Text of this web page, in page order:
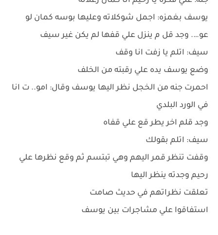
يوسف بغمزه: اجمل شوكلاته وعليها بوسه كمان لو
عو…. وجد قل م ينزل علي قفها لم يكن غير سيف
سيف: اتلم يا زفت انا وقف
وضع يوسف يده علي رقبته من الخلف
احمرت جنه من الخجل نظر اليها يوسف وقال: امو.. ت انا
في الورد البلدي
وجد قلم اخر يطر قع علي قفاه
سيف: اتلم بقولك
وقفت تنظر قمر اليهم وهي تبتسم ثم وقع نظرها علي
رحيم وجدته ينظر اليها
تعلقت نظراتهم في حديث صامت
استفاقوا علي مشاجرات بين يوسف